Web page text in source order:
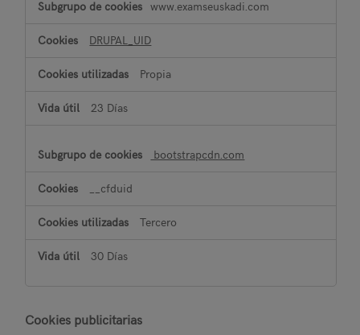
de
www.examseuskadi.com
DRUPAL_UID
Propia
23 Días
bootstrapcdn.com
__cfduid
Tercero
30 Días
Cookies publicitarias